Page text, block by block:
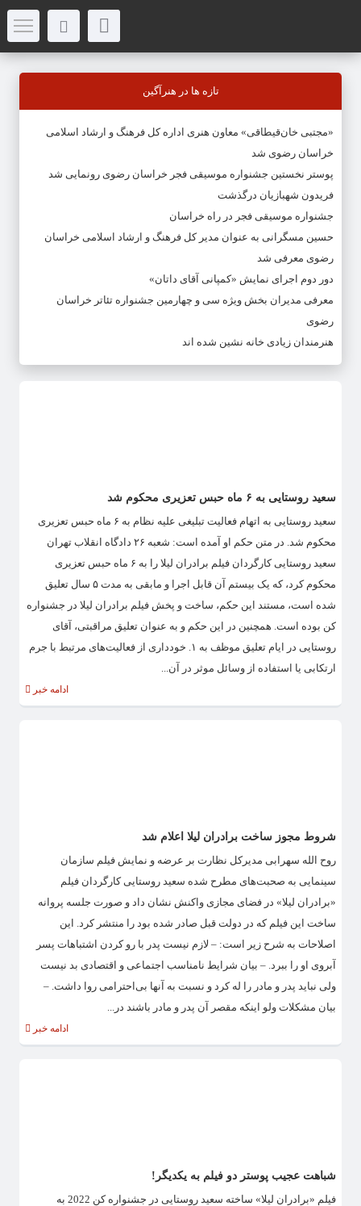
تازه ها در هنرآگین
«مجتبی خان‌قیطاقی» معاون هنری اداره کل فرهنگ و ارشاد اسلامی
خراسان رضوی شد
پوستر نخستین جشنواره موسیقی فجر خراسان رضوی رونمایی شد
فریدون شهبازیان درگذشت
جشنواره موسیقی فجر در راه خراسان
حسین مسگرانی به عنوان مدیر کل فرهنگ و ارشاد اسلامی خراسان
رضوی معرفی شد
دور دوم اجرای نمایش «کمپانی آقای داتان»
معرفی مدیران بخش ویژه سی و چهارمین جشنواره تئاتر خراسان
رضوی
هنرمندان زیادی خانه نشین شده اند
سعید روستایی به ۶ ماه حبس تعزیری محکوم شد
سعید روستایی به اتهام فعالیت تبلیغی علیه نظام به ۶ ماه حبس تعزیری
محکوم شد. در متن حکم او آمده است: شعبه ۲۶ دادگاه انقلاب تهران
سعید روستایی کارگردان فیلم برادران لیلا را به ۶ ماه حبس تعزیری
محکوم کرد، که یک بیستم آن قابل اجرا و مابقی به مدت ۵ سال تعلیق
شده است، مستند این حکم، ساخت و پخش فیلم برادران لیلا در جشنواره
کن بوده است. همچنین در این حکم و به عنوان تعلیق مراقبتی، آقای
روستایی در ایام تعلیق موظف به ۱. خودداری از فعالیت‌های مرتبط با جرم
ارتکابی یا استفاده از وسائل موثر در آن...
ادامه خبر
شروط مجوز ساخت برادران لیلا اعلام شد
روح الله سهرابی مدیرکل نظارت بر عرضه و نمایش فیلم سازمان
سینمایی به صحبت‌های مطرح شده سعید روستایی کارگردان فیلم
«برادران لیلا» در فضای مجازی واکنش نشان داد و صورت جلسه پروانه
ساخت این فیلم که در دولت قبل صادر شده بود را منتشر کرد. این
اصلاحات به شرح زیر است: – لازم نیست پدر با رو کردن اشتباهات پسر
آبروی او را ببرد. – بیان شرایط نامناسب اجتماعی و اقتصادی بد نیست
ولی نباید پدر و مادر را له کرد و نسبت به آنها بی‌احترامی روا داشت. –
بیان مشکلات ولو اینکه مقصر آن پدر و مادر باشند در...
ادامه خبر
شباهت عجیب پوستر دو فیلم به یکدیگر!
فیلم «برادران لیلا» ساخته سعید روستایی در جشنواره کن 2022 به